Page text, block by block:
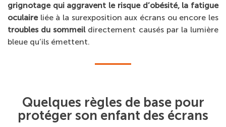
grignotage qui aggravent le risque d’obésité, la fatigue
oculaire liée à la surexposition aux écrans ou encore les
troubles du sommeil directement causés par la lumière
bleue qu’ils émettent.
Quelques règles de base pour
protéger son enfant des écrans